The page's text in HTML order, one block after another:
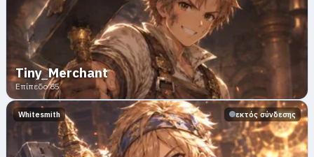
Tiny_Merchant
Επίπεδο 85
Whitesmith εκτός σύνδεσης